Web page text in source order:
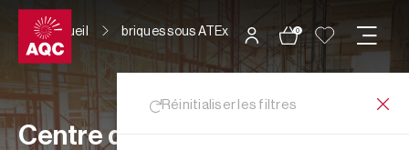
Panneau de gestion des cookies
0
Accueil briques sous ATEx
Réinitialiser les filtres
Centre de ressources